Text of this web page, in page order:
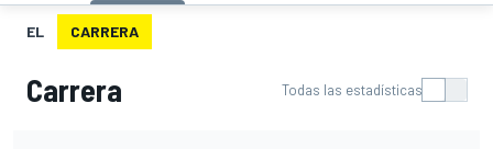
EL CARRERA
Carrera Todas las estadísticas